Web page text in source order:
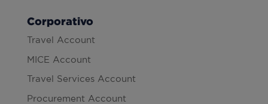
Corporativo
Travel Account
MICE Account
Travel Services Account
Procurement Account